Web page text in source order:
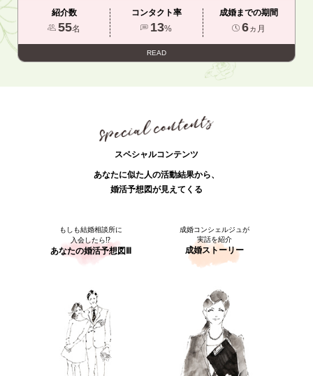
紹介数
55名
コンタクト率
13%
成婚までの期間
6ヵ月
READ
スペシャルコンテンツ
あなたに似た人の活動結果から、
婚活予想図が見えてくる
もしも結婚相談所に
入会したら⁉
あなたの婚活予想図Ⅲ
成婚コンシェルジュが
実話を紹介
成婚ストーリー